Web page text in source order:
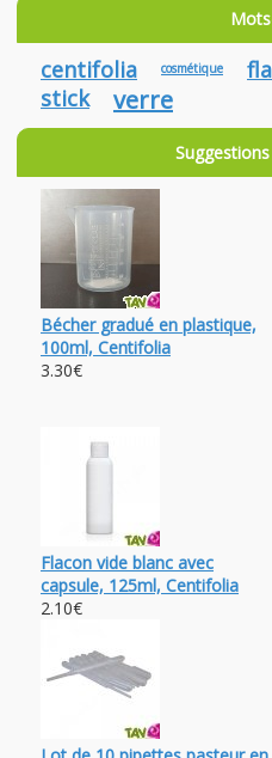
centifolia cosmétique
stick verre
Bécher gradué en plastique,
100ml, Centifolia
3.30€
Flacon vide blanc avec
capsule, 125ml, Centifolia
2.10€